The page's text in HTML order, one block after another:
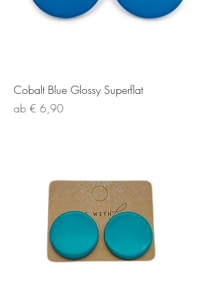
Cobalt Blue Glossy Superflat
ab € 6,90
Sale-Preis